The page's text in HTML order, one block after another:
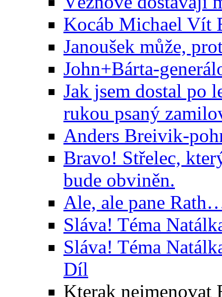
Kocáb Michael Vít
Janoušek může,
John+Bárta-
Jak jsem dostal po
rukou psaný
Anders Breivik-
Bravo! Střelec,
bude obviněn.
Ale, ale pane
Sláva! Téma
Sláva! Téma
Díl
Kterak nejmenovat